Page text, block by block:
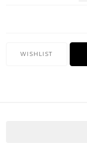
WISHLIST